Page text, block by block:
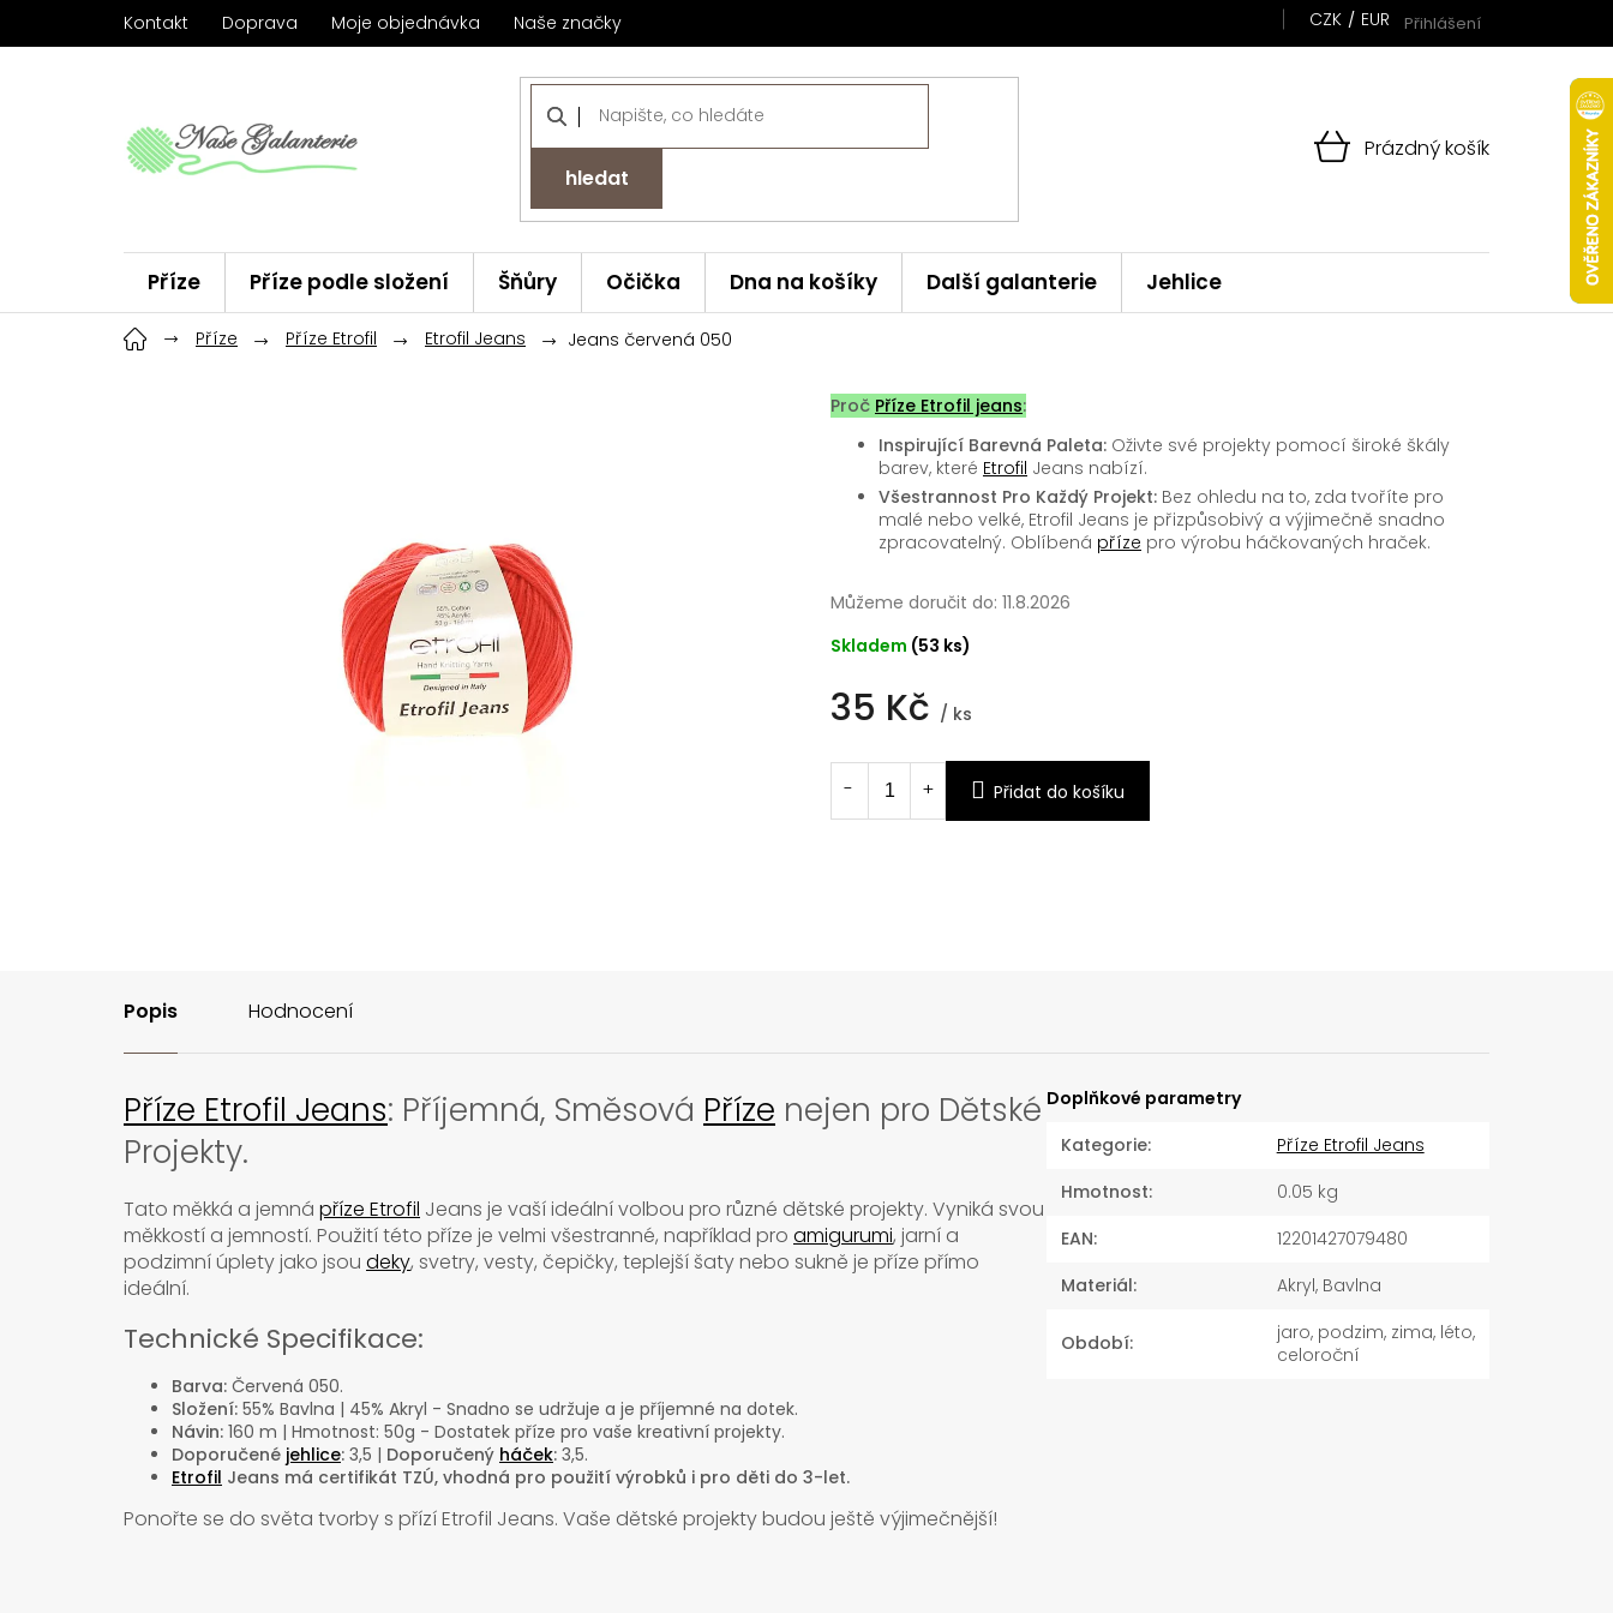
Kontakt Doprava Moje objednávka Naše značky CZK EUR Přihlášení
hledat
NÁKUPNÍ
Prázdný košík
Příze Příze podle složení Šňůry Očička Dna na košíky Další galanterie Jehlice
Háčky ChiaoGoo Značky
Příze Příze Etrofil Etrofil Jeans Jeans červená 050
35 Kč / ks
cena:
Skladem (53 ks)
Můžeme doručit do: 11.8.2026
Přidat do košíku
Proč Příze Etrofil jeans:
Inspirující Barevná Paleta: Oživte své projekty pomocí široké škály
barev, které Etrofil Jeans nabízí.
Všestrannost Pro Každý Projekt: Bez ohledu na to, zda tvoříte pro
malé nebo velké, Etrofil Jeans je přizpůsobivý a výjimečně snadno
zpracovatelný. Oblíbená příze pro výrobu háčkovaných hraček.
Popis Hodnocení
Příze Etrofil Jeans: Příjemná, Směsová Příze nejen pro Dětské
Projekty.
Tato měkká a jemná příze Etrofil Jeans je vaší ideální volbou pro různé dětské projekty. Vyniká svou
měkkostí a jemností. Použití této příze je velmi všestranné, například pro amigurumi, jarní a
podzimní úplety jako jsou deky, svetry, vesty, čepičky, teplejší šaty nebo sukně je příze přímo
ideální.
Technické Specifikace:
Barva: Červená 050.
Složení: 55% Bavlna | 45% Akryl - Snadno se udržuje a je příjemné na dotek.
Návin: 160 m | Hmotnost: 50g - Dostatek příze pro vaše kreativní projekty.
Doporučené jehlice: 3,5 | Doporučený háček: 3,5.
Etrofil Jeans má certifikát TZÚ, vhodná pro použití výrobků i pro děti do 3-let.
Ponořte se do světa tvorby s přízí Etrofil Jeans. Vaše dětské projekty budou ještě výjimečnější!
Doplňkové parametry
Kategorie:
Příze Etrofil Jeans
Hmotnost:
0.05 kg
EAN:
12201427079480
Materiál: Akryl, Bavlna
Období:
jaro, podzim, zima, léto,
celoroční